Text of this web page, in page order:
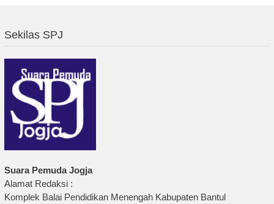
Sekilas SPJ
Suara Pemuda Jogja
Alamat Redaksi :
Komplek Balai Pendidikan Menengah Kabupaten Bantul